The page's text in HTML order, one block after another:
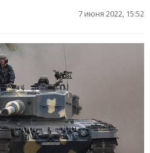
7 июня 2022, 15:52